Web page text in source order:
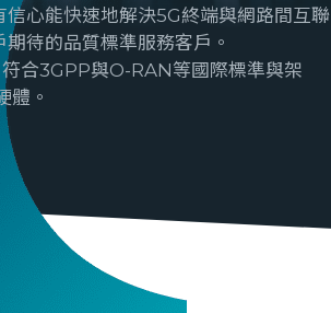
心能快速地解決5G終端與網路間互聯
待的品質標準服務客戶。
合3GPP與O-RAN等國際標準與架
體。